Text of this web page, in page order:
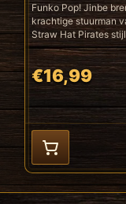
Funko Pop! Jinbe
krachtige stuurman
Straw Hat Pirates
€16,99